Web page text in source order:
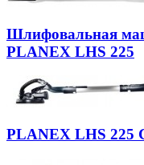
Шлифовальная
PLANEX LHS 225
PLANEX LHS 225